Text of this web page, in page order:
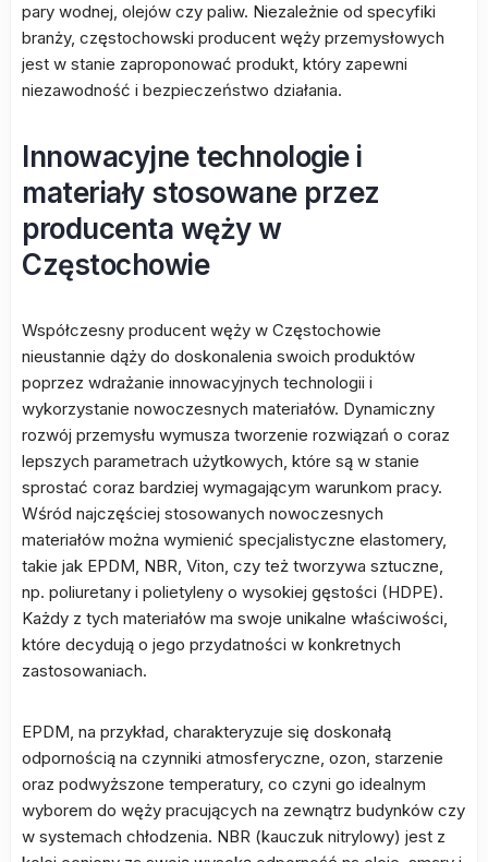
pary wodnej, olejów czy paliw. Niezależnie od specyfiki
branży, częstochowski producent węży przemysłowych
jest w stanie zaproponować produkt, który zapewni
niezawodność i bezpieczeństwo działania.
Innowacyjne technologie i
materiały stosowane przez
producenta węży w
Częstochowie
Współczesny producent węży w Częstochowie
nieustannie dąży do doskonalenia swoich produktów
poprzez wdrażanie innowacyjnych technologii i
wykorzystanie nowoczesnych materiałów. Dynamiczny
rozwój przemysłu wymusza tworzenie rozwiązań o coraz
lepszych parametrach użytkowych, które są w stanie
sprostać coraz bardziej wymagającym warunkom pracy.
Wśród najczęściej stosowanych nowoczesnych
materiałów można wymienić specjalistyczne elastomery,
takie jak EPDM, NBR, Viton, czy też tworzywa sztuczne,
np. poliuretany i polietyleny o wysokiej gęstości (HDPE).
Każdy z tych materiałów ma swoje unikalne właściwości,
które decydują o jego przydatności w konkretnych
zastosowaniach.
EPDM, na przykład, charakteryzuje się doskonałą
odpornością na czynniki atmosferyczne, ozon, starzenie
oraz podwyższone temperatury, co czyni go idealnym
wyborem do węży pracujących na zewnątrz budynków czy
w systemach chłodzenia. NBR (kauczuk nitrylowy) jest z